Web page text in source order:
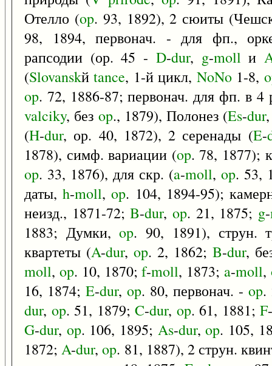
Отелло (op. 93, 1892), 2 сюиты
98, 1894, первонач. - для фп.,
рапсодии (ор. 45 - D-dur, g-moll и
(Slovanskйtance, 1-й цикл, NoNo1-8,
op. 72, 1886-87; первонач. для фп. в
valciky, без op., 1879), Полонез (Es-dur
(H-dur, ор. 40, 1872), 2 серенады (E-
1878), симф. вариации (op. 78, 1877);
op. 33, 1876), для скр. (a-moll, op. 53,
даты,h-moll,op. 104, 1894-95);
неизд., 1871-72;B-dur,op. 21, 1875; g-
1883; Думки,op. 90, 1891), струн.
квартеты (A-dur, op. 2, 1862; B-dur,
moll, op. 10, 1870;f-moll, 1873; a-moll,
16, 1874; E-dur, op. 80, первонач. - op.
dur, op. 51, 1879; C-dur, op. 61, 1881; F-
G-dur, op. 106, 1895; As-dur,op. 105,
1872;A-dur,op. 81, 1887), 2 струн.